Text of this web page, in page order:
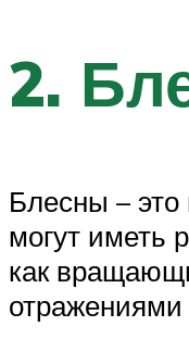
2.
Блесны –
могут иметь
как
отражениями